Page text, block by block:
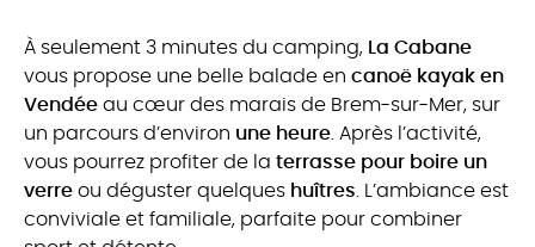
À seulement 3 minutes du camping, La Cabane
vous propose une belle balade en canoë kayak en
Vendée au cœur des marais de Brem-sur-Mer, sur
un parcours d’environ une heure. Après l’activité,
vous pourrez profiter de la terrasse pour boire un
verre ou déguster quelques huîtres. L’ambiance est
conviviale et familiale, parfaite pour combiner